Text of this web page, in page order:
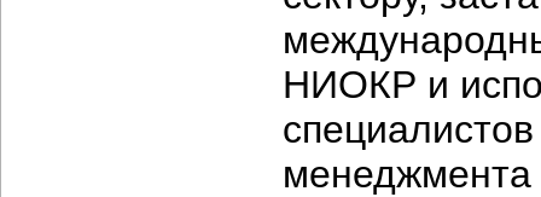
НИОКР и
менеджмента